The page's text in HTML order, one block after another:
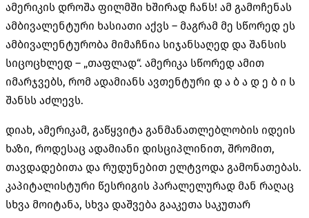
ამერიკის დროშა ფილმში ხშირად ჩანს! ამ გამოჩენას
ამბივალენტური ხასიათი აქვს – მაგრამ მე სწორედ ეს
ამბივალენტურობა მიმაჩნია სიჯანსაღედ და შანსის
სიცოცხლედ – „თაფლად“. ამერიკა სწორედ ამით
იმარჯვებს, რომ ადამიანს ავთენტური დ ა ბ ა დ ე ბ ი ს
შანსს აძლევს.
დიახ, ამერიკამ, გაწყვიტა განმანათლებლობის იდეის
ხაზი, როდესაც ადამიანი დისციპლინით, შრომით,
თავდადებითა და რუდუნებით ელტვოდა გამონათებას.
კაპიტალისტური წესრიგის პარალელურად მან რაღაც
სხვა მოიტანა, სხვა დაშვება გააკეთა საკუთარ